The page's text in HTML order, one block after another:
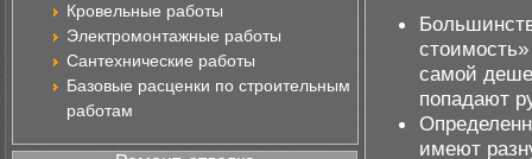
Кровельные работы
Электромонтажные работы
Сантехнические работы
Базовые расценки по строительным
работам
самой
попадают
имеют